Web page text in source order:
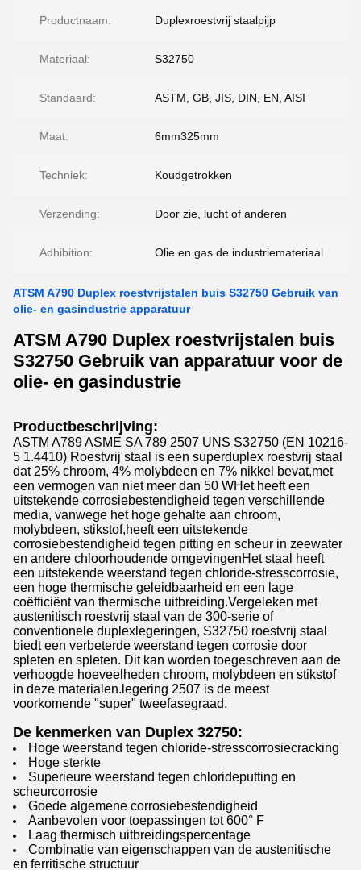
Productnaam: Duplexroestvrij staalpijp
Materiaal: S32750
Standaard: ASTM, GB, JIS, DIN, EN, AISI
Maat: 6mm325mm
Techniek: Koudgetrokken
Verzending: Door zie, lucht of anderen
Adhibition: Olie en gas de industriemateriaal
ATSM A790 Duplex roestvrijstalen buis S32750 Gebruik van
olie- en gasindustrie apparatuur
ATSM A790 Duplex roestvrijstalen buis
S32750 Gebruik van apparatuur voor de
olie- en gasindustrie
Productbeschrijving:
ASTM A789 ASME SA 789 2507 UNS S32750 (EN 10216-
5 1.4410) Roestvrij staal is een superduplex roestvrij staal
dat 25% chroom, 4% molybdeen en 7% nikkel bevat,met
een vermogen van niet meer dan 50 WHet heeft een
uitstekende corrosiebestendigheid tegen verschillende
media, vanwege het hoge gehalte aan chroom,
molybdeen, stikstof,heeft een uitstekende
corrosiebestendigheid tegen pitting en scheur in zeewater
en andere chloorhoudende omgevingenHet staal heeft
een uitstekende weerstand tegen chloride-stresscorrosie,
een hoge thermische geleidbaarheid en een lage
coëfficiënt van thermische uitbreiding.Vergeleken met
austenitisch roestvrij staal van de 300-serie of
conventionele duplexlegeringen, S32750 roestvrij staal
biedt een verbeterde weerstand tegen corrosie door
spleten en spleten. Dit kan worden toegeschreven aan de
verhoogde hoeveelheden chroom, molybdeen en stikstof
in deze materialen.legering 2507 is de meest
voorkomende "super" tweefasegraad.
De kenmerken van Duplex 32750:
Hoge weerstand tegen chloride-stresscorrosiecracking
Hoge sterkte
Superieure weerstand tegen chlorideputting en
scheurcorrosie
Goede algemene corrosiebestendigheid
Aanbevolen voor toepassingen tot 600° F
Laag thermisch uitbreidingspercentage
Combinatie van eigenschappen van de austenitische
en ferritische structuur